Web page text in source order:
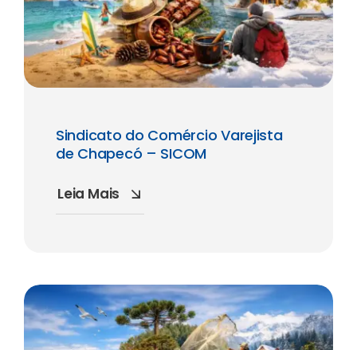
Sindicato do Comércio Varejista
de Chapecó – SICOM
Leia Mais